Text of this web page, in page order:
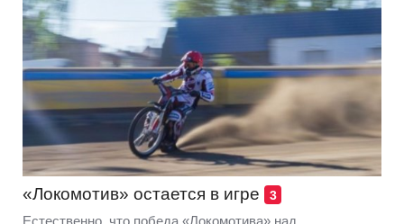
«Локомотив» остается в игре 3
Естественно, что победа «Локомотива» над